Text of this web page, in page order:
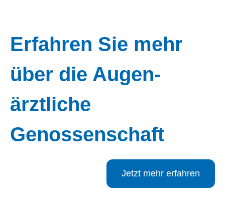
Erfahren Sie mehr
über die Augen­
ärztliche
Genossenschaft
Jetzt mehr erfahren